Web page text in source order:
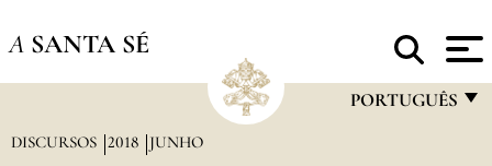
A SANTA SÉ
PORTUGUÊS
DISCURSOS 2018 JUNHO